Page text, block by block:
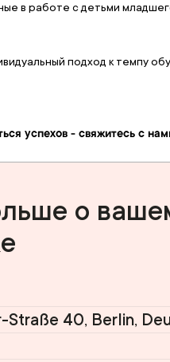
в работе с детьми
подход к темпу
успехов - свяжитесь с
о
Straße 40, Berlin,